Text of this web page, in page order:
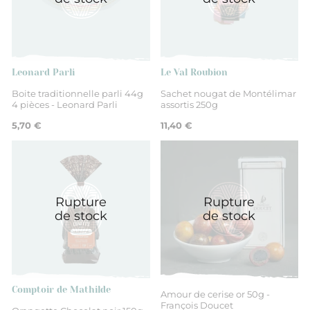
Nougats et calissons
Leonard Parli
Boite traditionnelle parli 44g
4 pièces - Leonard Parli
5,70 €
Le Val Roubion
Sachet nougat de Montélimar
assortis 250g
11,40 €
Rupture
de stock
Comptoir de Mathilde
Rupture
de stock
Amour de cerise or 50g -
François Doucet